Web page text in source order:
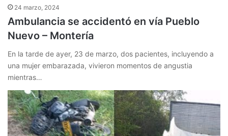
24 marzo, 2024
Ambulancia se accidentó en vía Pueblo
Nuevo – Montería
En la tarde de ayer, 23 de marzo, dos pacientes, incluyendo a
una mujer embarazada, vivieron momentos de angustia
mientras…